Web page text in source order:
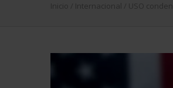
Inicio Internacional USO